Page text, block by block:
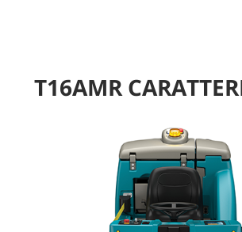
T16AMR